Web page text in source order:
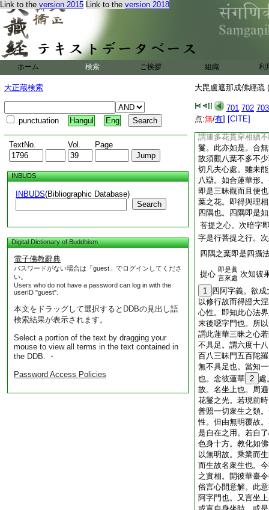
Link to the version 2015 Link to the version 2018
ホーム 検索 ご挨拶 組織 利
大正蔵検索
punctuation Hangul Eng
TextNo. Vol. Page
INBUDS
INBUDS(Bibliographic Database)
Search
Digital Dictionary of Buddhism
電子佛教辭典
パスワードがない場合は「guest」でログインしてくださ
い。
Users who do not have a password can log in with the
userID "guest".
本文をドラッグして選択するとDDBの見出し語
検索結果が表示されます。
Select a portion of the text by dragging your
mouse to view all terms in the text contained in
the DDB. ・
Password Access Policies
大毘盧遮那成佛經疏
701 702 703
点:無/有] [CITE]
當引央掘不盜戒義
名無相不可示現。
諸佛爲化眞言行菩
心而作方便。亦不
也。將學觀者。亦
何。一切衆生此心
能令開敷故。爲諸
能自了其心如實之
處。作八葉蓮華觀
上。思想阿字而在
光四散而合爲鬘。
謂連多花貫穿相續
鬘。此亦如是。合
故須觀八葉不多不
切凡夫心處。雖未
八辯。如合蓮華形
即是三昧觀而且便
葉之花。即得與理
四隅也。四隅即是
菩提之心。次暗字
字是行菩提之行。
四隅之葉即是四攝
提心 即是眞
言來處 次知彼
1 四阿字義。欲
以修行故而得證大
心性。即知此心法
末後噁字門也。所
謂此蓮華三昧之心
不具足。謂六度十
百八三昧門五百陀
無不具足也。當知
也。念彼蓮華 2 處
故。名坐上也。周
花鬘之光。若現前
普照一切衆生之類
性。但由無明覆故
是自在之用。若自
色身十方。教化如
以無明故。乘業而
而生故名衆生也。
之實相。開彼華臺
俗言心開意解。此
阿字門也。又言坐